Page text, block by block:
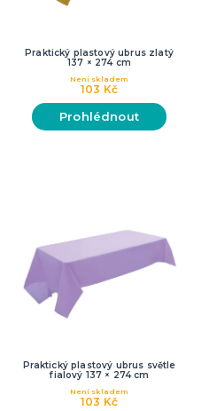
Praktický plastový ubrus zlatý
137 × 274 cm
103 Kč
Není skladem
Prohlédnout
Praktický plastový ubrus světle
fialový 137 × 274 cm
103 Kč
Není skladem